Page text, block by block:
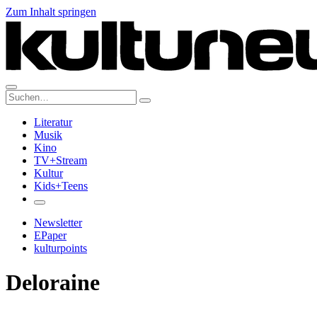
Zum Inhalt springen
Suche:
Literatur
Musik
Kino
TV+Stream
Kultur
Kids+Teens
Newsletter
EPaper
kulturpoints
Deloraine